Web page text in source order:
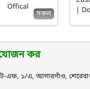
Offical
সকল
|
কর
এফ, ১/এ, আগারগাঁও,